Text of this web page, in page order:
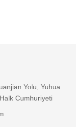
Yolu, Yuhua
Cumhuriyeti